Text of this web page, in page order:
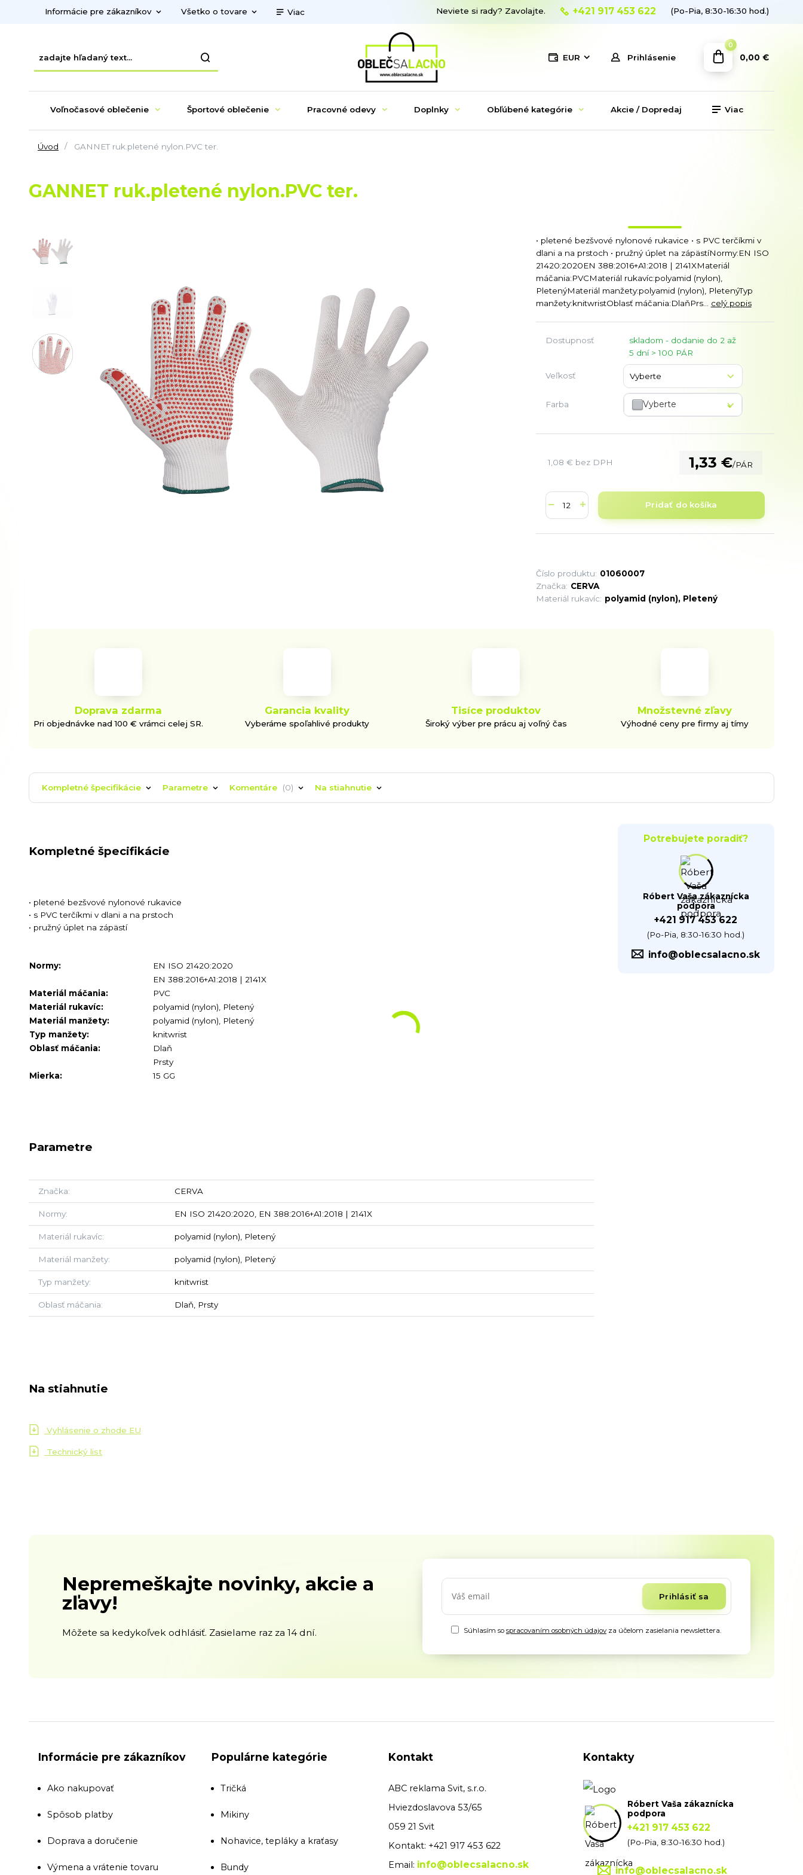
Informácie pre zákazníkov Všetko o tovare Viac
EUR Prihlásenie
Neviete si rady? Zavolajte. +421 917 453 622 (Po-Pia, 8:30-16:30 hod.)
0
0,00 €
Voľnočasové oblečenie Športové oblečenie Pracovné odevy Doplnky Obľúbené kategórie Akcie / Dopredaj Viac
Úvod GANNET ruk.pletené nylon.PVC ter.
GANNET ruk.pletené nylon.PVC ter.
• pletené bezšvové nylonové rukavice • s PVC terčíkmi v
dlani a na prstoch • pružný úplet na zápästíNormy:EN ISO
21420:2020EN 388:2016+A1:2018 | 2141XMateriál
máčania:PVCMateriál rukavíc:polyamid (nylon),
PletenýMateriál manžety:polyamid (nylon), PletenýTyp
manžety:knitwristOblasť máčania:DlaňPrs... celý popis
Dostupnosť
skladom - dodanie do 2 až
5 dní > 100 PÁR
Veľkosť
Farba Vyberte
1,33 €/PÁR
1,08 € bez DPH
Pridať do košíka
Číslo produktu: 01060007
Značka: CERVA
Materiál rukavíc: polyamid (nylon), Pletený
Doprava zdarma
Pri objednávke nad 100 € vrámci celej SR.
Garancia kvality
Vyberáme spoľahlivé produkty
Tisíce produktov
Široký výber pre prácu aj voľný čas
Množstevné zľavy
Výhodné ceny pre firmy aj tímy
Kompletné špecifikácie Parametre Komentáre 0 Na stiahnutie
Kompletné špecifikácie
• pletené bezšvové nylonové rukavice
• s PVC terčíkmi v dlani a na prstoch
• pružný úplet na zápästí
Normy:
EN ISO 21420:2020
EN 388:2016+A1:2018 | 2141X
Materiál máčania:
PVC
Materiál rukavíc:
polyamid (nylon), Pletený
Materiál manžety:
polyamid (nylon), Pletený
Typ manžety:
knitwrist
Oblasť máčania:
Dlaň
Prsty
Mierka:
15 GG
Parametre
Značka CERVA
Normy EN ISO 21420:2020, EN 388:2016+A1:2018 | 2141X
Materiál rukavíc polyamid (nylon), Pletený
Materiál manžety polyamid (nylon), Pletený
Typ manžety knitwrist
Oblasť máčania Dlaň, Prsty
Potrebujete poradiť?
Róbert Vaša zákaznícka
podpora
+421 917 453 622
(Po-Pia, 8:30-16:30 hod.)
info@oblecsalacno.sk
Na stiahnutie
Vyhlásenie o zhode EU
Technický list
Nepremeškajte novinky, akcie a
zľavy!
Môžete sa kedykoľvek odhlásiť. Zasielame raz za 14 dní.
Prihlásiť sa
Súhlasím sospracovaním osobných údajov za účelom zasielania newslettera.
Informácie pre zákazníkov
Ako nakupovať
Spôsob platby
Doprava a doručenie
Výmena a vrátenie tovaru
Populárne kategórie
Tričká
Mikiny
Nohavice, tepláky a kraťasy
Bundy
Kontakt
ABC reklama Svit, s.r.o.
Hviezdoslavova 53/65
059 21 Svit
Kontakt: +421 917 453 622
Email: info@oblecsalacno.sk
Kontakty
Róbert Vaša zákaznícka
podpora
+421 917 453 622
(Po-Pia, 8:30-16:30 hod.)
info@oblecsalacno.sk